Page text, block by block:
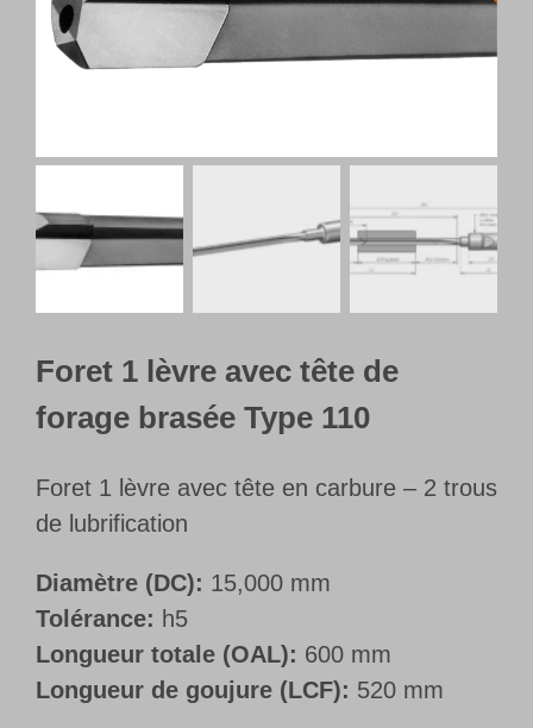
Français
Foret 1 lèvre avec tête de
forage brasée Type 110
Foret 1 lèvre avec tête en carbure – 2 trous
de lubrification
Diamètre (DC): 15,000 mm
Tolérance: h5
Longueur totale (OAL): 600 mm
Longueur de goujure (LCF): 520 mm